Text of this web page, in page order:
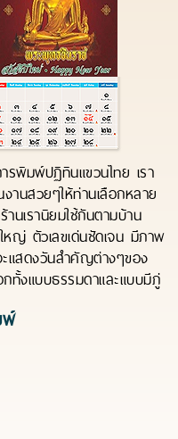
พิมพ์ปฏิทินแขวนไทย เรา
นสวยๆให้ท่านเลือกหลาย
นเรานิยมใช้กันตามบ้าน
ญ่ ตัวเลขเด่นชัดเจน มีภาพ
แสดงวันสำคัญต่างๆของ
ทั้งแบบธรรมดาและแบบมีภู่
พ์